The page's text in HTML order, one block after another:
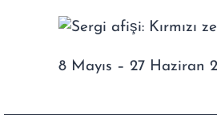
8 Mayıs – 27 Haziran